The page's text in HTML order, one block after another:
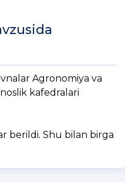
Agronomiya va
kafedralari
o'tdi.
berildi. Shu bilan birga